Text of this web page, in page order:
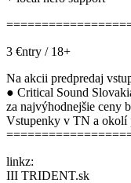
3 €ntry / 18+
Na akcii predpredaj
● Critical Sound
za najvýhodnejšie ceny
Vstupenky v TN a okolí
linkz:
III TRIDENT.sk